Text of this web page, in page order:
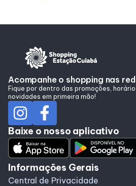
Acompanhe o shopping nas
Fique por dentro das promoções,
novidades em primeira mão!
Baixe o nosso aplicativo
Informações Gerais
Central de Privacidade